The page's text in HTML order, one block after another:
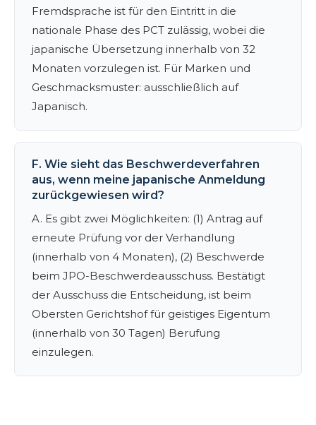
Fremdsprache ist für den Eintritt in die
nationale Phase des PCT zulässig, wobei die
japanische Übersetzung innerhalb von 32
Monaten vorzulegen ist. Für Marken und
Geschmacksmuster: ausschließlich auf
Japanisch.
F. Wie sieht das Beschwerdeverfahren
aus, wenn meine japanische Anmeldung
zurückgewiesen wird?
A. Es gibt zwei Möglichkeiten: (1) Antrag auf
erneute Prüfung vor der Verhandlung
(innerhalb von 4 Monaten), (2) Beschwerde
beim JPO-Beschwerdeausschuss. Bestätigt
der Ausschuss die Entscheidung, ist beim
Obersten Gerichtshof für geistiges Eigentum
(innerhalb von 30 Tagen) Berufung
einzulegen.